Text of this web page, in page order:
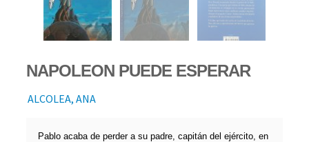
NAPOLEON PUEDE ESPERAR
ALCOLEA, ANA
Pablo acaba de perder a su padre, capitán del ejército, en